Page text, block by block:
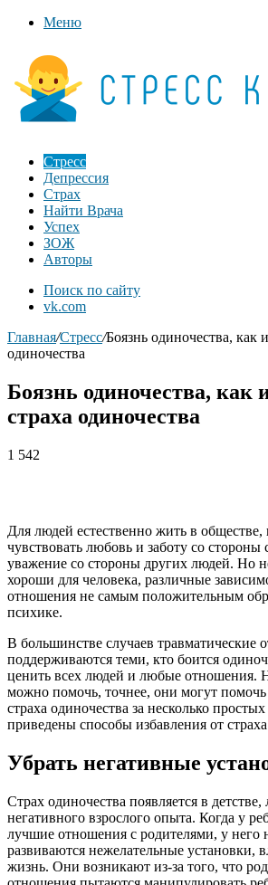
Меню
Стресс
Депрессия
Страх
Найти Врача
Успех
ЗОЖ
Авторы
Поиск по сайту
vk.com
Главная/Стресс/Боязнь одиночества, как
одиночества
Боязнь одиночества, как
страха одиночества
1 542
Для людей естественно жить в обществе,
чувствовать любовь и заботу со стороны
уважение со стороны других людей. Но
хороши для человека, различные
отношения не самым положительным
психике.
В большинстве случаев травматические
поддерживаются теми, кто боится
ценить всех людей и любые отношения.
можно помочь, точнее, они могут помочь
страха одиночества за несколько
приведены способы избавления от
Убрать негативные
Страх одиночества появляется в детстве,
негативного взрослого опыта. Когда у
лучшие отношения с родителями, у него
развиваются нежелательные установки,
жизнь. Они возникают из-за того, что